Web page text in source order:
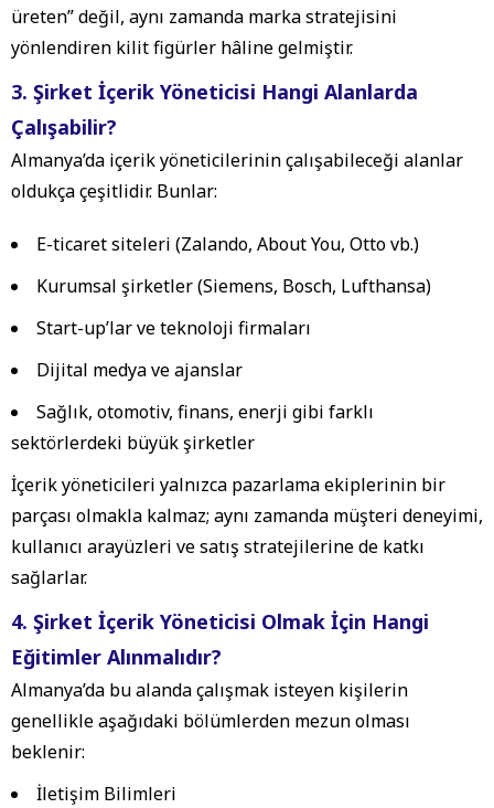
üreten” değil, aynı zamanda marka stratejisini
yönlendiren kilit figürler hâline gelmiştir.
3. Şirket İçerik Yöneticisi Hangi Alanlarda
Çalışabilir?
Almanya’da içerik yöneticilerinin çalışabileceği alanlar
oldukça çeşitlidir. Bunlar:
E-ticaret siteleri (Zalando, About You, Otto vb.)
Kurumsal şirketler (Siemens, Bosch, Lufthansa)
Start-up’lar ve teknoloji firmaları
Dijital medya ve ajanslar
Sağlık, otomotiv, finans, enerji gibi farklı
sektörlerdeki büyük şirketler
İçerik yöneticileri yalnızca pazarlama ekiplerinin bir
parçası olmakla kalmaz; aynı zamanda müşteri deneyimi,
kullanıcı arayüzleri ve satış stratejilerine de katkı
sağlarlar.
4. Şirket İçerik Yöneticisi Olmak İçin Hangi
Eğitimler Alınmalıdır?
Almanya’da bu alanda çalışmak isteyen kişilerin
genellikle aşağıdaki bölümlerden mezun olması
beklenir:
İletişim Bilimleri